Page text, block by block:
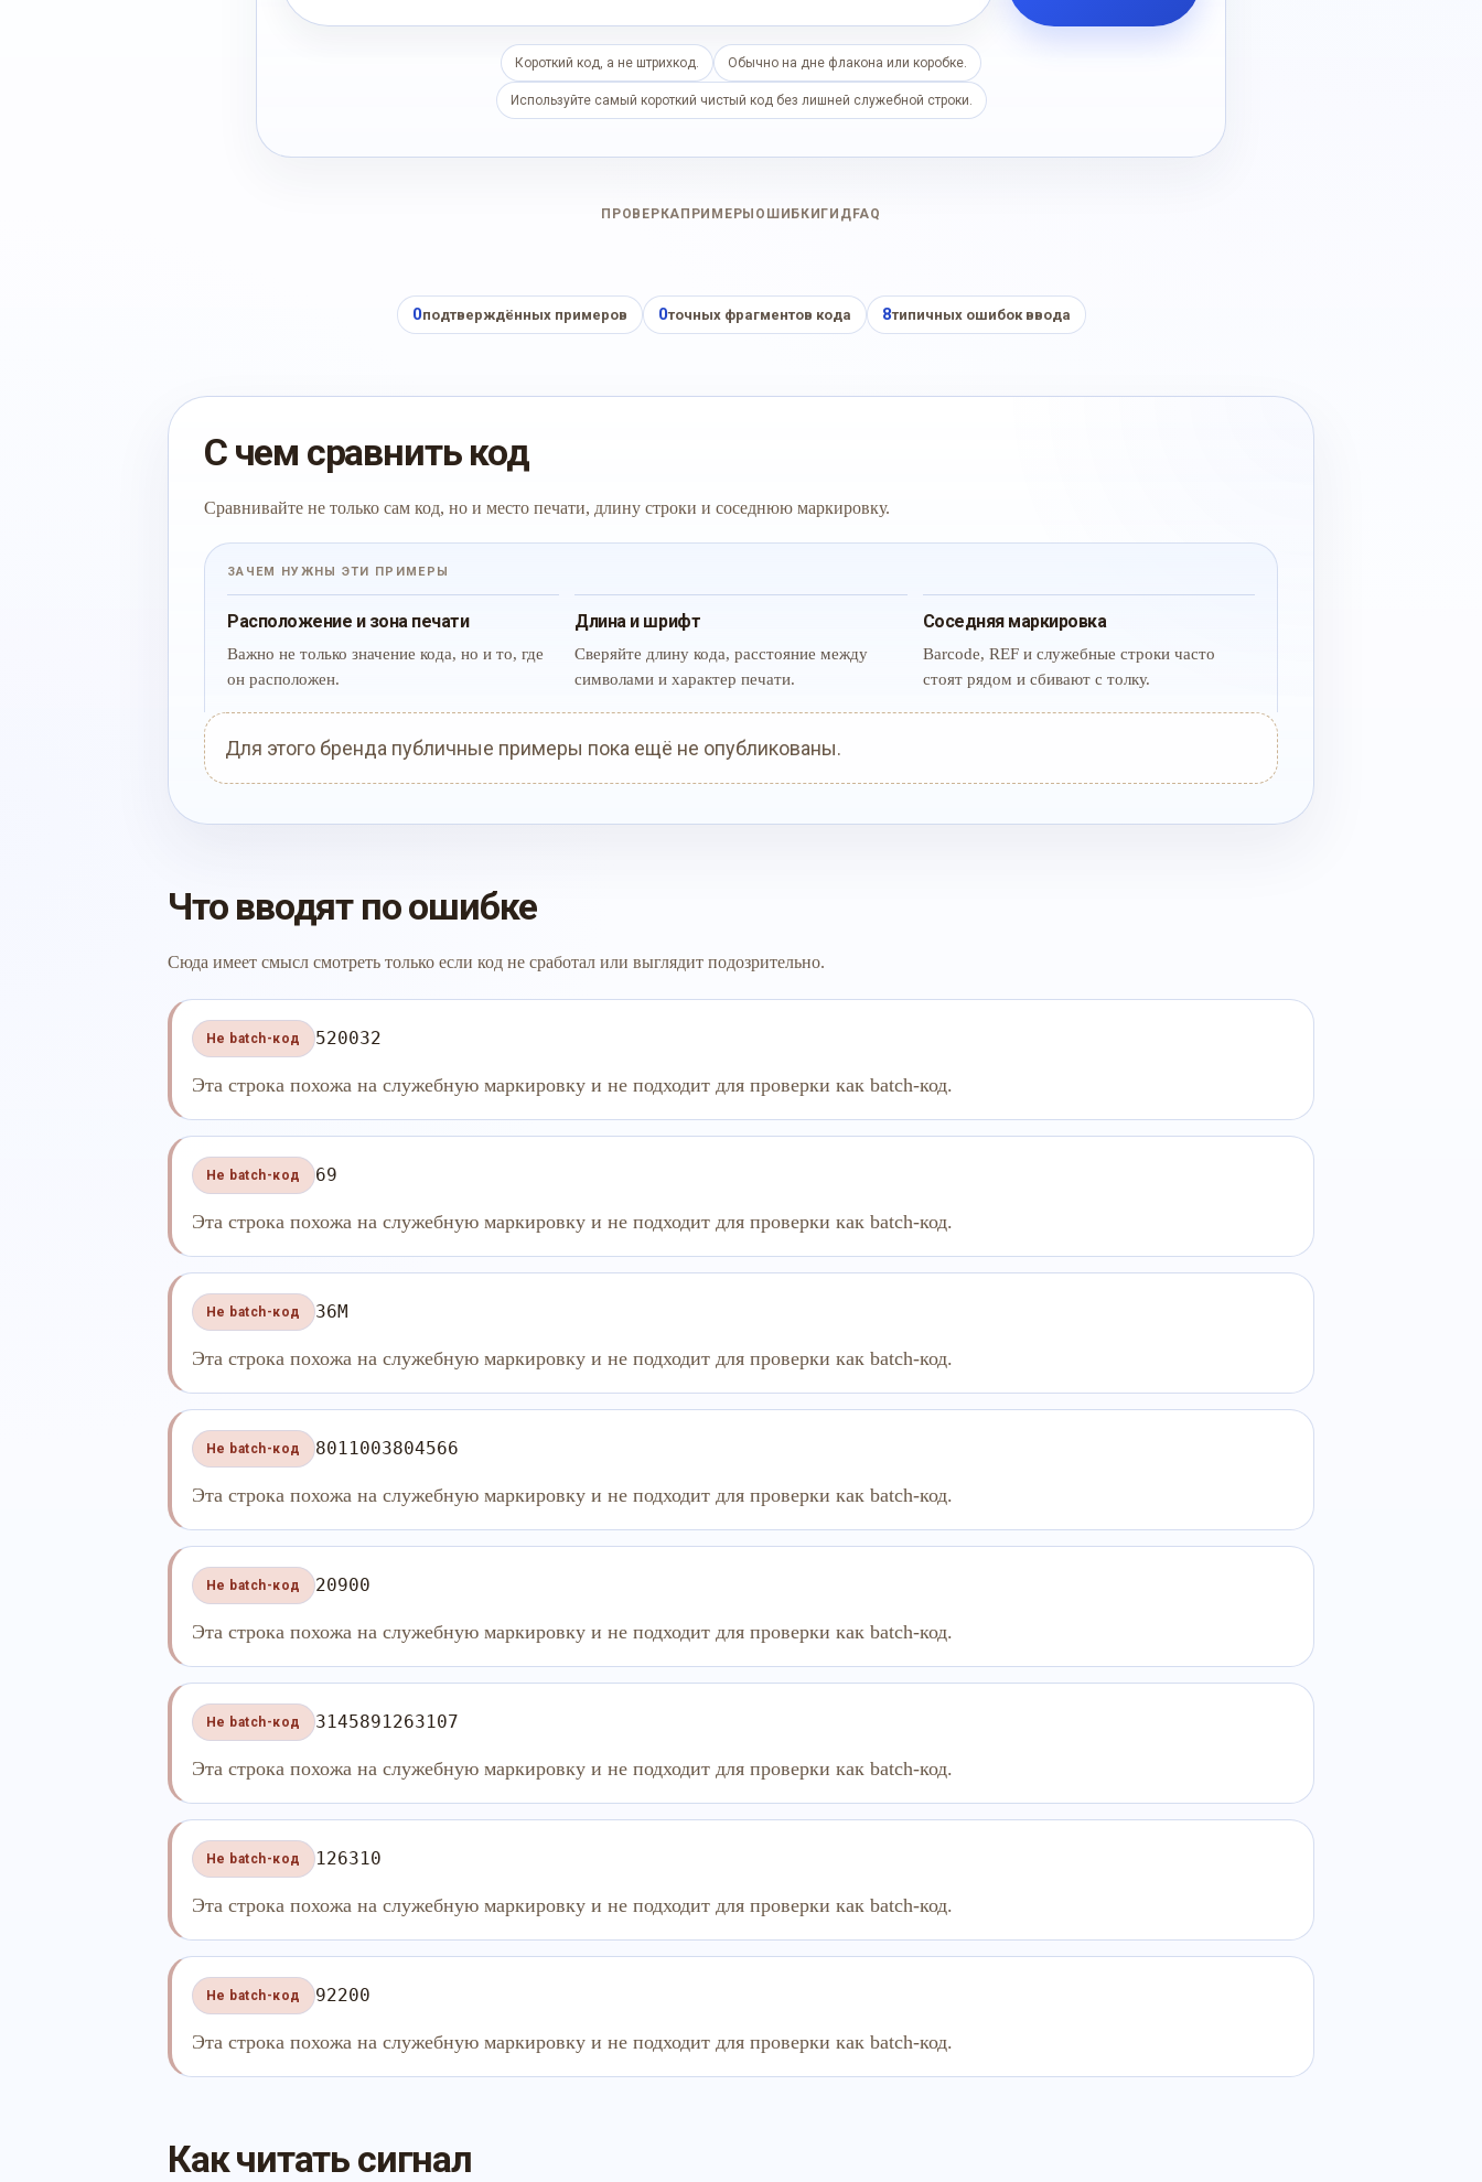
Короткий код, а не штрихкод. Обычно на дне флакона или коробке.
Используйте самый короткий чистый код без лишней служебной строки.
ПРОВЕРКА ПРИМЕРЫ ОШИБКИ ГИД FAQ
0подтверждённых примеров 0точных фрагментов кода 8типичных ошибок ввода
С чем сравнить код
Сравнивайте не только сам код, но и место печати, длину строки и соседнюю маркировку.
ЗАЧЕМ НУЖНЫ ЭТИ ПРИМЕРЫ
Расположение и зона печати
Важно не только значение кода, но и то, где
он расположен.
Длина и шрифт
Сверяйте длину кода, расстояние между
символами и характер печати.
Соседняя маркировка
Barcode, REF и служебные строки часто
стоят рядом и сбивают с толку.
Для этого бренда публичные примеры пока ещё не опубликованы.
Что вводят по ошибке
Сюда имеет смысл смотреть только если код не сработал или выглядит подозрительно.
Не batch-код 520032
Эта строка похожа на служебную маркировку и не подходит для проверки как batch-код.
Не batch-код 69
Эта строка похожа на служебную маркировку и не подходит для проверки как batch-код.
Не batch-код 36M
Эта строка похожа на служебную маркировку и не подходит для проверки как batch-код.
Не batch-код 8011003804566
Эта строка похожа на служебную маркировку и не подходит для проверки как batch-код.
Не batch-код 20900
Эта строка похожа на служебную маркировку и не подходит для проверки как batch-код.
Не batch-код 3145891263107
Эта строка похожа на служебную маркировку и не подходит для проверки как batch-код.
Не batch-код 126310
Эта строка похожа на служебную маркировку и не подходит для проверки как batch-код.
Не batch-код 92200
Эта строка похожа на служебную маркировку и не подходит для проверки как batch-код.
Как читать сигнал